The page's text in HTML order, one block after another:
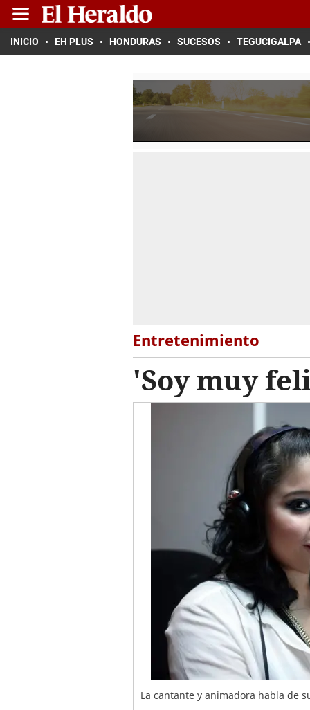
INICIO EH PLUS HONDURAS SUCESOS TEGUCIGALPA
Entretenimiento
'Soy muy
La cantante y animadora habla de